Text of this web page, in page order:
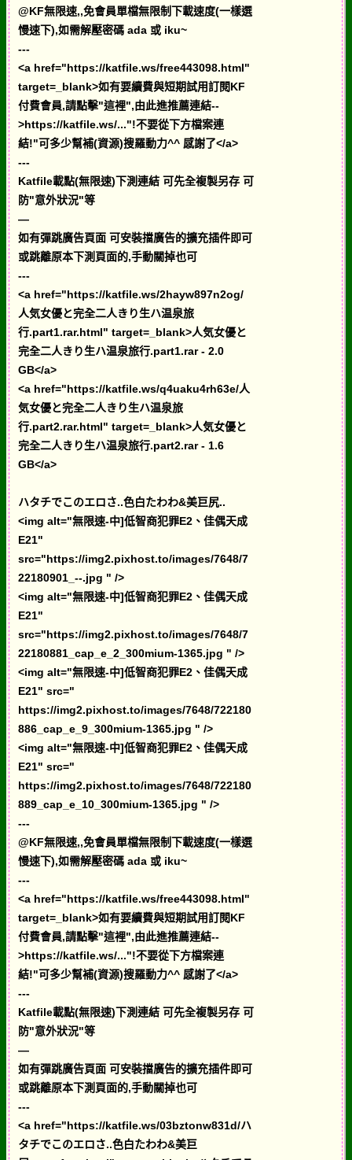
@KF無限速,,免會員單檔無限制下載速度(一樣選
慢速下),如需解壓密碼 ada 或 iku~
---
<a href="https://katfile.ws/free443098.html"
target=_blank>如有要續費與短期試用訂閱KF
付費會員,請點擊"這裡",由此進推薦連結--
>https://katfile.ws/..."!不要從下方檔案連
結!"可多少幫補(資源)搜羅動力^^ 感謝了</a>
---
Katfile載點(無限速)下測連結 可先全複製另存 可
防"意外狀況"等
—
如有彈跳廣告頁面 可安裝擋廣告的擴充插件即可
或跳離原本下測頁面的,手動關掉也可
---
<a href="https://katfile.ws/2hayw897n2og/
人気女優と完全二人きり生ハ温泉旅
行.part1.rar.html" target=_blank>人気女優と
完全二人きり生ハ温泉旅行.part1.rar - 2.0
GB</a>
<a href="https://katfile.ws/q4uaku4rh63e/人
気女優と完全二人きり生ハ温泉旅
行.part2.rar.html" target=_blank>人気女優と
完全二人きり生ハ温泉旅行.part2.rar - 1.6
GB</a>
ハタチでこのエロさ..色白たわわ&美巨尻..
<img alt="無限速-中]低智商犯罪E2、佳偶天成
E21"
src="https://img2.pixhost.to/images/7648/7
22180901_--.jpg " />
<img alt="無限速-中]低智商犯罪E2、佳偶天成
E21"
src="https://img2.pixhost.to/images/7648/7
22180881_cap_e_2_300mium-1365.jpg " />
<img alt="無限速-中]低智商犯罪E2、佳偶天成
E21" src="
https://img2.pixhost.to/images/7648/722180
886_cap_e_9_300mium-1365.jpg " />
<img alt="無限速-中]低智商犯罪E2、佳偶天成
E21" src="
https://img2.pixhost.to/images/7648/722180
889_cap_e_10_300mium-1365.jpg " />
---
@KF無限速,,免會員單檔無限制下載速度(一樣選
慢速下),如需解壓密碼 ada 或 iku~
---
<a href="https://katfile.ws/free443098.html"
target=_blank>如有要續費與短期試用訂閱KF
付費會員,請點擊"這裡",由此進推薦連結--
>https://katfile.ws/..."!不要從下方檔案連
結!"可多少幫補(資源)搜羅動力^^ 感謝了</a>
---
Katfile載點(無限速)下測連結 可先全複製另存 可
防"意外狀況"等
—
如有彈跳廣告頁面 可安裝擋廣告的擴充插件即可
或跳離原本下測頁面的,手動關掉也可
---
<a href="https://katfile.ws/03bztonw831d/ハ
タチでこのエロさ..色白たわわ&美巨